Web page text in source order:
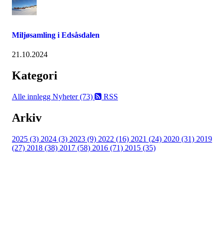
Miljøsamling i Edsåsdalen
21.10.2024
Kategori
Alle innlegg Nyheter (73) RSS
Arkiv
2025 (3) 2024 (3) 2023 (9) 2022 (16) 2021 (24) 2020 (31) 2019
(27) 2018 (38) 2017 (58) 2016 (71) 2015 (35)